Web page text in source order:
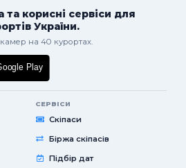
корисні сервіси для
України.
на 40 курортах.
СЕРВІСИ
Скіпаси
Біржа скіпасів
Підбір дат